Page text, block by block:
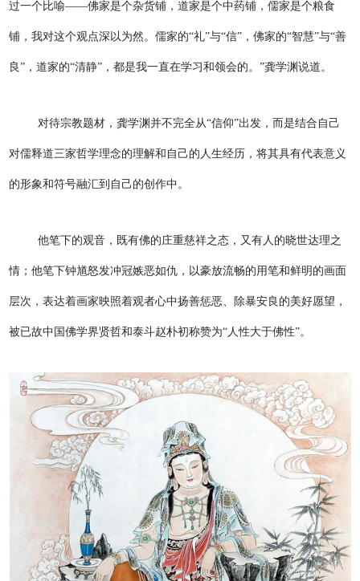
过一个比喻——佛家是个杂货铺，道家是个中药铺，儒家是个粮食
铺，我对这个观点深以为然。儒家的“礼”与“信”，佛家的“智慧”与“善
良”，道家的“清静”，都是我一直在学习和领会的。”龚学渊说道。
对待宗教题材，龚学渊并不完全从“信仰”出发，而是结合自己
对儒释道三家哲学理念的理解和自己的人生经历，将其具有代表意义
的形象和符号融汇到自己的创作中。
他笔下的观音，既有佛的庄重慈祥之态，又有人的晓世达理之
情；他笔下钟馗怒发冲冠嫉恶如仇，以豪放流畅的用笔和鲜明的画面
层次，表达着画家映照着观者心中扬善惩恶、除暴安良的美好愿望，
被已故中国佛学界贤哲和泰斗赵朴初称赞为“人性大于佛性”。